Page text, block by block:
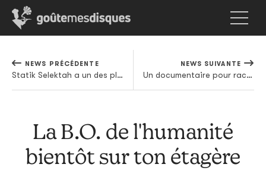
NEWS PRÉCÉDENTE
Statik Selektah a un des plus beaux carnets d'adresse du rap US, mais tout le monde s'en branle
NEWS SUIVANTE
Un documentaire pour raconter le 808's and Heartbreak de Kanye West
La B.O. de l'humanité
bientôt sur ton étagère